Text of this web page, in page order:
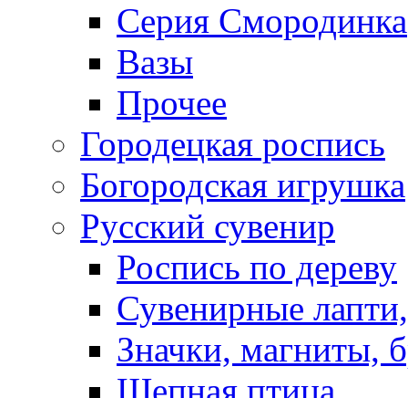
Серия Смородинка
Вазы
Прочее
Городецкая роспись
Богородская игрушка
Русский сувенир
Роспись по дереву
Сувенирные
Значки, магниты,